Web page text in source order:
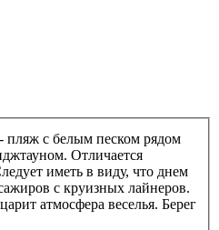
пляж с белым песком рядом
Отличается
иметь в виду, что днем
с круизных лайнеров.
атмосфера веселья. Берег